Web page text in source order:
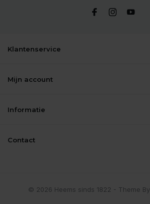
Klantenservice
Mijn account
Informatie
Contact
© 2026 Heems sinds 1822 - Theme By